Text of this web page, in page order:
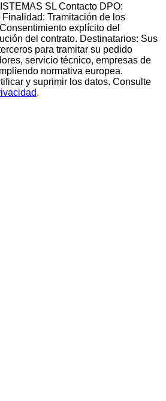
SL Contacto DPO:
Tramitación de los
explícito del
del contrato. Destinatarios: Sus
para tramitar su pedido
servicio técnico, empresas de
normativa europea.
y suprimir los datos. Consulte
.